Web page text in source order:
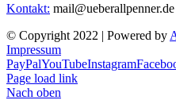
Kontakt: mail@ueberallpenner.de
© Copyright 2022 | Powered by
Impressum
PayPalYouTubeInstagram
Page load link
Nach oben